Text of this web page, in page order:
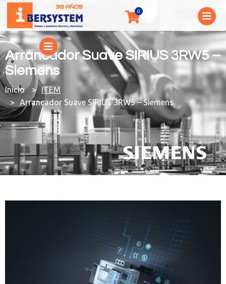
Arrancador Suave SIRIUS 3RW5 –
Siemens
You are here:ITEM
Arrancador Suave SIRIUS 3RW5 – Siemens